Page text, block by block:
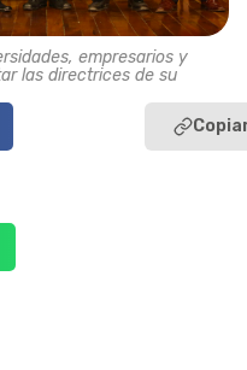
empresarios y
las directrices de su